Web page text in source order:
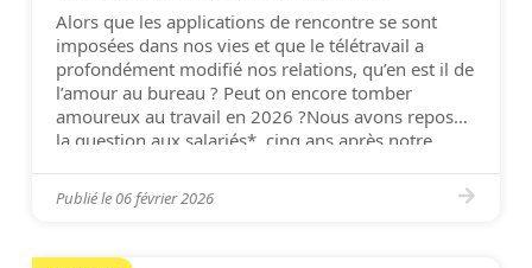
Alors que les applications de rencontre se sont
imposées dans nos vies et que le télétravail a
profondément modifié nos relations, qu’en est il de
l’amour au bureau ? Peut on encore tomber
amoureux au travail en 2026 ?Nous avons reposé
la question aux salariés*, cinq ans après notre
Publié le06 février 2026